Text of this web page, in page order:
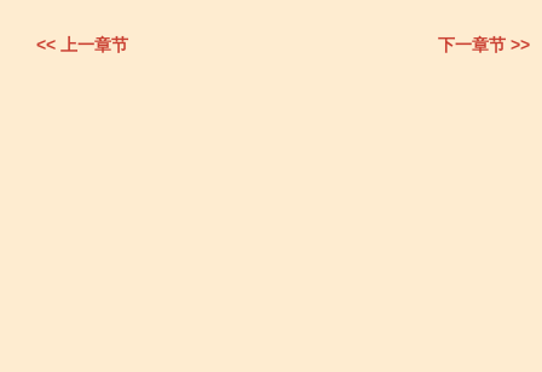
<< 上一章节 下一章节 >>